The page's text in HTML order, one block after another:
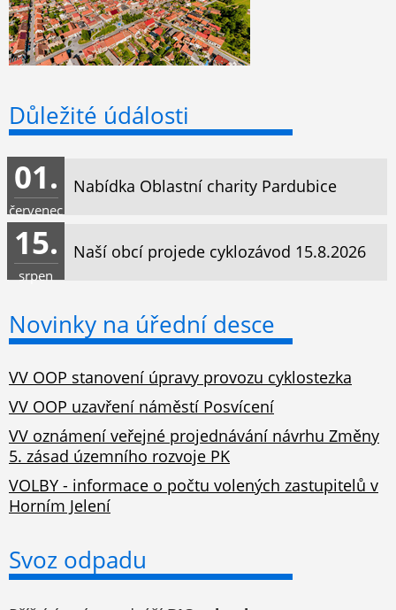
Důležité údálosti
Nabídka Oblastní charity Pardubice
01.
červenec
Naší obcí projede cyklozávod 15.8.2026
15.
srpen
Novinky na úřední desce
VV OOP stanovení úpravy provozu cyklostezka
VV OOP uzavření náměstí Posvícení
VV oznámení veřejné projednávání návrhu Změny
5. zásad územního rozvoje PK
VOLBY - informace o počtu volených zastupitelů v
Horním Jelení
Svoz odpadu